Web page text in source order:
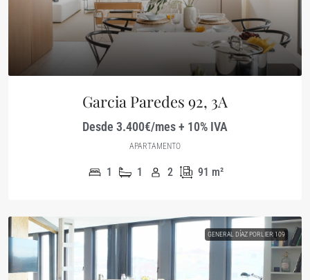
Garcia Paredes 92, 3A
Desde 3.400€/mes + 10% IVA
APARTAMENTO
1 1 2 91 m²
GENERAL DÍAZ PORLIER 109